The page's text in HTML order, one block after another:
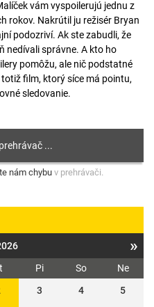
vám vyspoilerujú jednu z
rokov. Nakrútil ju režisér Bryan
podozriví. Ak ste zabudli, že
nedívali správne. A kto ho
pomôžu, ale nič podstatné
film, ktorý síce má pointu,
sledovanie.
nám chybu v prehrávači.
»
Pi So
Ne
3 4 5